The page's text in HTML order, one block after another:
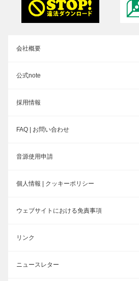
会社概要
公式note
採用情報
FAQ | お問い合わせ
音源使用申請
個人情報 | クッキーポリシー
ウェブサイトにおける免責事項
リンク
ニュースレター